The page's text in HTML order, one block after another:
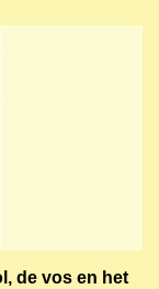
de vos en het